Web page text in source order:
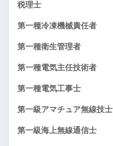
税理士
第一種冷凍機械責任者
第一種衛生管理者
第一種電気主任技術者
第一種電気工事士
第一級アマチュア無線技士
第一級海上無線通信士